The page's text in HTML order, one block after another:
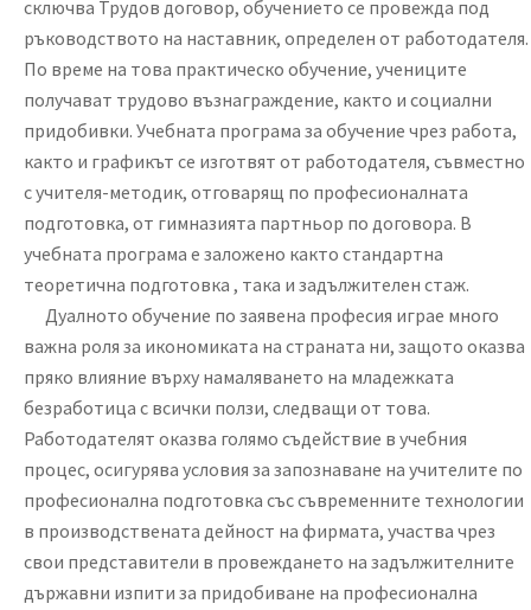
сключва Трудов договор, обучението се провежда под
ръководството на наставник, определен от работодателя.
По време на това практическо обучение, учениците
получават трудово възнаграждение, както и социални
придобивки. Учебната програма за обучение чрез работа,
както и графикът се изготвят от работодателя, съвместно
с учителя-методик, отговарящ по професионалната
подготовка, от гимназията партньор по договора. В
учебната програма е заложено както стандартна
теоретична подготовка , така и задължителен стаж.
Дуалното обучение по заявена професия играе много
важна роля за икономиката на страната ни, защото оказва
пряко влияние върху намаляването на младежката
безработица с всички ползи, следващи от това.
Работодателят оказва голямо съдействие в учебния
процес, осигурява условия за запознаване на учителите по
професионална подготовка със съвременните технологии
в производствената дейност на фирмата, участва чрез
свои представители в провеждането на задължителните
държавни изпити за придобиване на професионална